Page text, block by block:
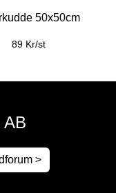
50x50cm
89 Kr/st
AB
>